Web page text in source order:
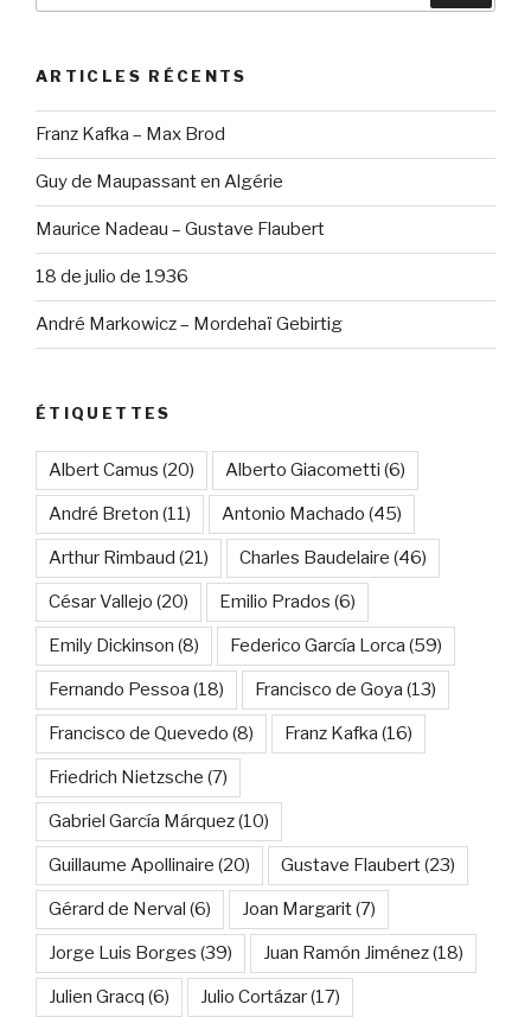
ARTICLES RÉCENTS
Franz Kafka – Max Brod
Guy de Maupassant en Algérie
Maurice Nadeau – Gustave Flaubert
18 de julio de 1936
André Markowicz – Mordehaï Gebirtig
ÉTIQUETTES
Albert Camus (20) Alberto Giacometti (6)
André Breton (11) Antonio Machado (45)
Arthur Rimbaud (21) Charles Baudelaire (46)
César Vallejo (20) Emilio Prados (6)
Emily Dickinson (8) Federico García Lorca (59)
Fernando Pessoa (18) Francisco de Goya (13)
Francisco de Quevedo (8) Franz Kafka (16)
Friedrich Nietzsche (7)
Gabriel García Márquez(10)
Guillaume Apollinaire (20) Gustave Flaubert(23)
Gérard de Nerval (6) Joan Margarit(7)
Jorge Luis Borges (39) Juan Ramón Jiménez(18)
Julien Gracq (6) Julio Cortázar(17)